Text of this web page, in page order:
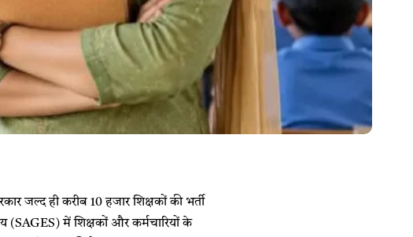
जल्द ही करीब 10 हजार शिक्षकों की भर्ती
(SAGES) में शिक्षकों और कर्मचारियों के